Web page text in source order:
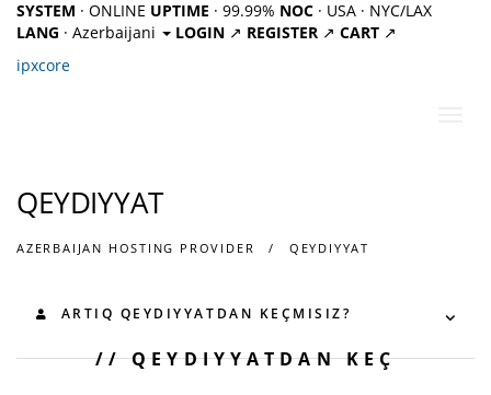
SYSTEM · ONLINE UPTIME · 99.99% NOC · USA · NYC/LAX
LANG · Azerbaijani LOGIN ↗ REGISTER ↗ CART ↗
ipxcore
QEYDIYYAT
AZERBAIJAN HOSTING PROVIDER QEYDIYYAT
ARTIQ QEYDIYYATDAN KEÇMISIZ?
QEYDIYYATDAN KEÇ